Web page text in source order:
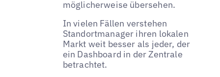
möglicherweise übersehen.
In vielen Fällen verstehen
Standortmanager ihren lokalen
Markt weit besser als jeder, der
ein Dashboard in der Zentrale
betrachtet.